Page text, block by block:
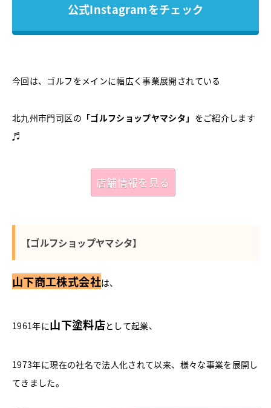
公式Instagramをチェック
今回は、ゴルフをメインに幅広く事業展開されている
北九州市門司区の 「ゴルフショップヤマシタ」 をご紹介します
♬
店舗情報を見る
【ゴルフショップヤマシタ】
山下商工株式会社は、
1961年に山下塗料店として起業、
1973年に現在の社名で法人化されて以来、様々な事業を展開し
てきました。